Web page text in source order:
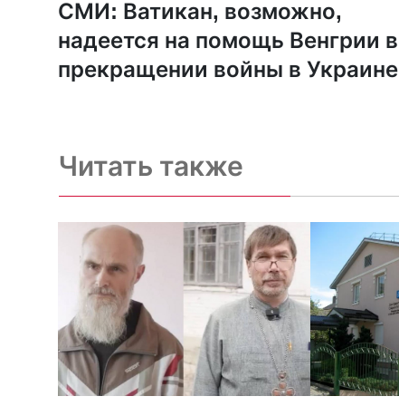
СМИ: Ватикан, возможно,
надеется на помощь Венгрии в
прекращении войны в Украине
Читать также